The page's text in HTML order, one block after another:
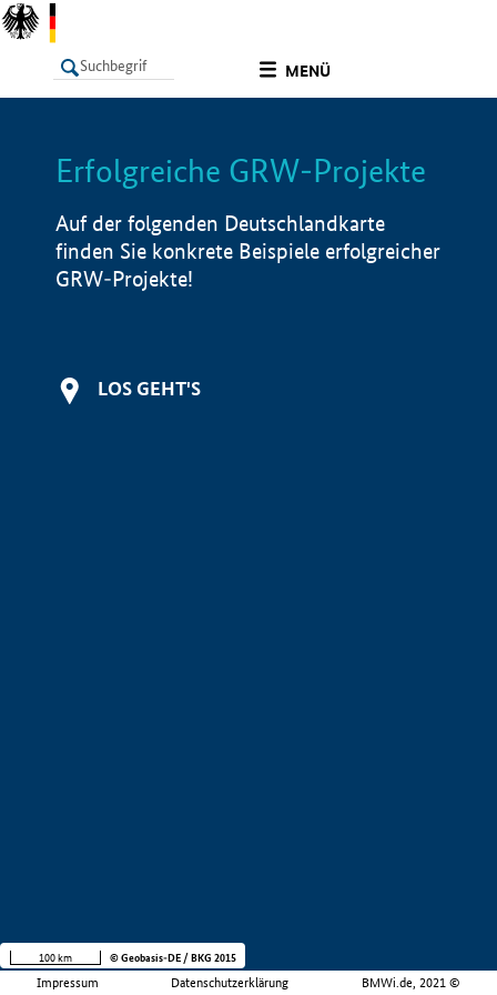
MENÜ
LISTE Info
Erfolgreiche GRW-Projekte
Auf der folgenden Deutschlandkarte
finden Sie konkrete Beispiele erfolgreicher
GRW-Projekte!
LOS GEHT'S
Impressum Datenschutzerklärung BMWi.de, 2021 ©
100 km © Geobasis-DE / BKG 2015